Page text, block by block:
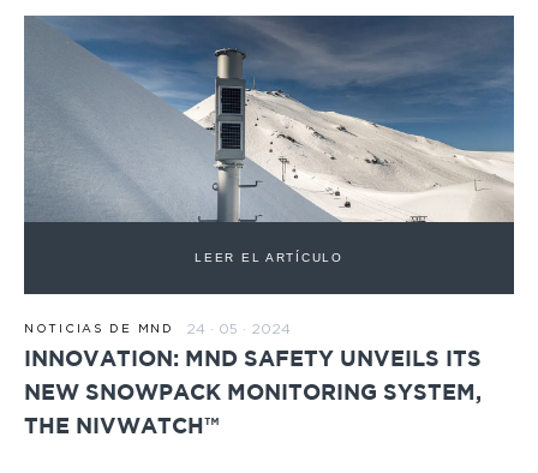
LEER EL ARTÍCULO
NOTICIAS DE MND 24 · 05 · 2024
INNOVATION: MND SAFETY UNVEILS ITS
NEW SNOWPACK MONITORING SYSTEM,
THE NIVWATCH™